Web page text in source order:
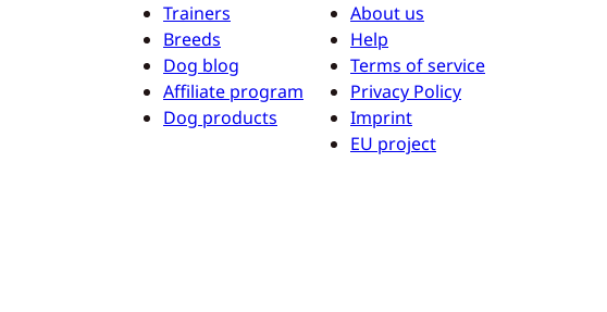
Trainers
Breeds
Dog blog
Affiliate program
Dog products
About us
Help
Terms of service
Privacy Policy
Imprint
EU project